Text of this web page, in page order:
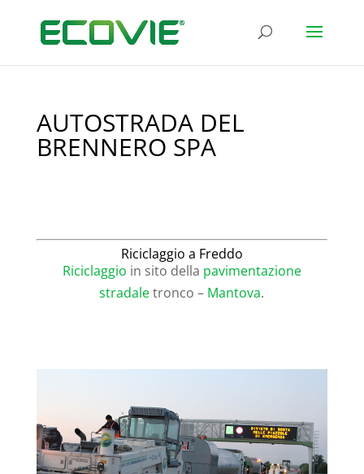
AUTOSTRADA DEL
BRENNERO SPA
Riciclaggio a Freddo
Riciclaggio in sito della pavimentazione
stradaletronco – Mantova.